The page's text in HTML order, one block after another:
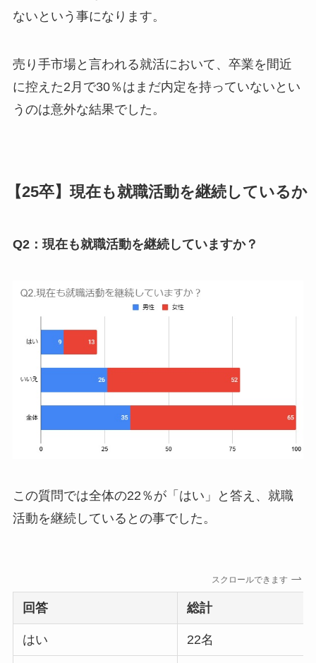
ないという事になります。
売り手市場と言われる就活において、卒業を間近
に控えた2月で30％はまだ内定を持っていないとい
うのは意外な結果でした。
【25卒】現在も就職活動を継続しているか
Q2：現在も就職活動を継続していますか？
この質問では全体の22％が「はい」と答え、就職
活動を継続しているとの事でした。
スクロールできます
回答 総計
はい 22名